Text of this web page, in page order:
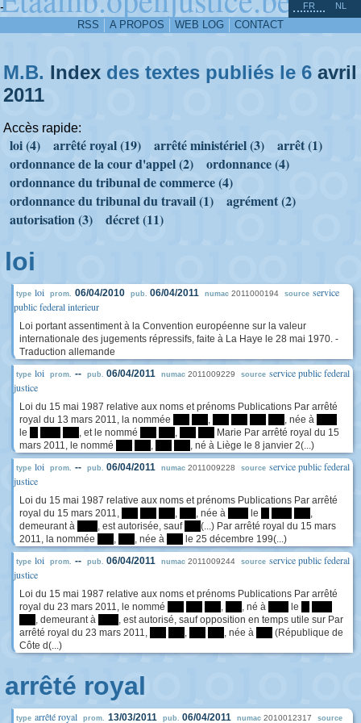
-
RSS A PROPOS WEB LOG CONTACT
FR NL
M.B. Index des textes publiés le 6 avril
2011
Accès rapide:
loi (4) arrêté royal (19) arrêté ministériel (3)
arrêt (1)
ordonnance de la cour d'appel (2)
ordonnance (4)
ordonnance du tribunal de commerce (4)
ordonnance du tribunal du travail (1)
agrément (2)
autorisation (3)
décret (11)
loi
type loi prom. 06/04/2010 pub. 06/04/2011 numac 2011000194 source service
public federal interieur
Loi portant assentiment à la Convention européenne sur la valeur
internationale des jugements répressifs, faite à La Haye le 28 mai 1970. -
Traduction allemande
type loi prom. -- pub. 06/04/2011 numac 2011009229 source service public federal
justice
Loi du 15 mai 1987 relative aux noms et prénoms Publications Par arrêté
royal du 13 mars 2011, la nommée
, , née à
le
, et le nommé ,
Marie Par arrêté royal du 15
mars 2011, le nommé
, , né à Liège le 8 janvier 2(...)
type loi prom. -- pub. 06/04/2011 numac 2011009228 source service public federal
justice
Loi du 15 mai 1987 relative aux noms et prénoms Publications Par arrêté
royal du 15 mars 2011,
, , née à le
,
demeurant à
, est autorisée, sauf
(...) Par arrêté royal du 15 mars
2011, la nommée
, , née à le 25 décembre 199(...)
type loi prom. -- pub. 06/04/2011 numac 2011009244 source service public federal
justice
Loi du 15 mai 1987 relative aux noms et prénoms Publications Par arrêté
royal du 23 mars 2011, le nommé
, , né à le
, demeurant à
, est autorisé, sauf opposition en temps utile sur Par
arrêté royal du 23 mars 2011,
, , née à
(République de
Côte d(...)
arrêté royal
type arrêté royal prom. 13/03/2011 pub. 06/04/2011 numac 2010012317 source
^